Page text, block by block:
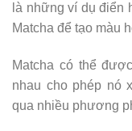
là những ví dụ điển
Matcha để tạo màu
Matcha có thể
nhau cho phép nó
qua nhiều phương